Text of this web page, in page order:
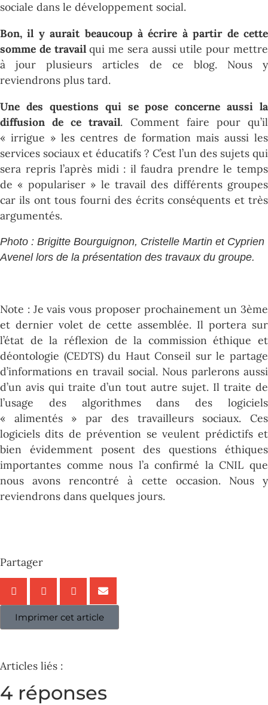
sociale dans le développement social.
Bon, il y aurait beaucoup à écrire à partir de cette
somme de travailqui me sera aussi utile pour mettre
à jour plusieurs articles de ce blog. Nous y
reviendrons plus tard.
Une des questions qui se pose concerne aussi la
diffusion de ce travail. Comment faire pour qu’il
« irrigue » les centres de formation mais aussi les
services sociaux et éducatifs ? C’est l’un des sujets qui
sera repris l’après midi : il faudra prendre le temps
de « populariser » le travail des différents groupes
car ils ont tous fourni des écrits conséquents et très
argumentés.
Photo : Brigitte Bourguignon, Cristelle Martin et Cyprien
Avenel lors de la présentation des travaux du groupe.
Note : Je vais vous proposer prochainement un 3ème
et dernier volet de cette assemblée. Il portera sur
l’état de la réflexion de la commission éthique et
déontologie (CEDTS) du Haut Conseil sur le partage
d’informations en travail social. Nous parlerons aussi
d’un avis qui traite d’un tout autre sujet. Il traite de
l’usage des algorithmes dans des logiciels
« alimentés » par des travailleurs sociaux. Ces
logiciels dits de prévention se veulent prédictifs et
bien évidemment posent des questions éthiques
importantes comme nous l’a confirmé la CNIL que
nous avons rencontré à cette occasion. Nous y
reviendrons dans quelques jours.
Partager
Imprimer cet article
Articles liés :
4 réponses